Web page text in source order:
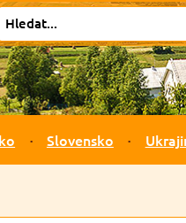
Slovensko